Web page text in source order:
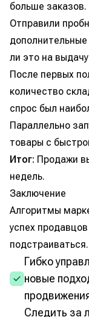
больше заказов.
Отправили
ли это на
После первых
количество
спрос был
Параллельно
товары с
Итог: Продажи
недель.
Заключение
Алгоритмы
успех
Гибко
новые
Следить за